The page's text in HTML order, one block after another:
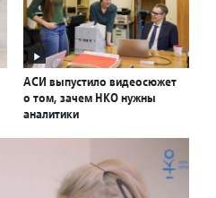
АСИ выпустило видеосюжет
о том, зачем НКО нужны
аналитики